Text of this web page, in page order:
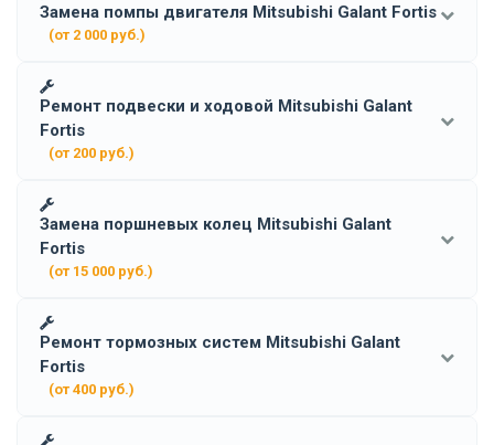
Замена помпы двигателя Mitsubishi Galant Fortis
(от 2 000 руб.)
Ремонт подвески и ходовой Mitsubishi Galant
Fortis
(от 200 руб.)
Замена поршневых колец Mitsubishi Galant
Fortis
(от 15 000 руб.)
Ремонт тормозных систем Mitsubishi Galant
Fortis
(от 400 руб.)